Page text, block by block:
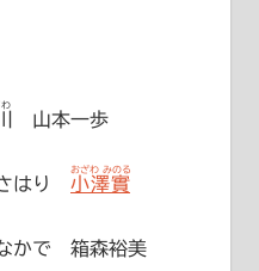
山本一歩
はり 小澤實
おざわ みのる
かで 箱森裕美